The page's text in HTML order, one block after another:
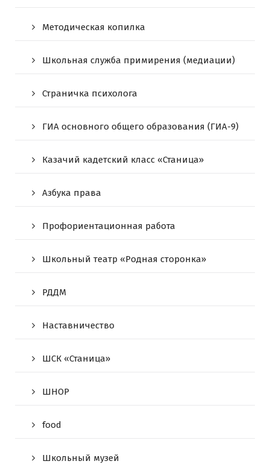
Методическая копилка
Школьная служба примирения (медиации)
Страничка психолога
ГИА основного общего образования (ГИА-9)
Казачий кадетский класс «Станица»
Азбука права
Профориентационная работа
Школьный театр «Родная сторонка»
РДДМ
Наставничество
ШСК «Станица»
ШНОР
food
Школьный музей